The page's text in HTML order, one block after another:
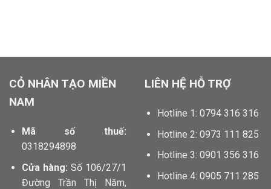
CỎ NHÂN TẠO MIỀN
NAM
Mã số thuế:
0318294898
Cửa hàng: Số 106/27/1
Đường Trần Thị Năm,
LIÊN HỆ HỖ TRỢ
Hotline 1: 0794 316 316
Hotline 2: 0973 111 825
Hotline 3: 0901 356 316
Hotline 4: 0905 711 285